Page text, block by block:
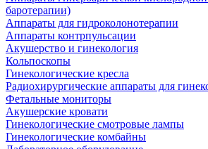
баротерапии)
Аппараты для гидроколонотерапии
Аппараты контрпульсации
Акушерство и гинекология
Кольпоскопы
Гинекологические кресла
Радиохирургические аппараты для
Фетальные мониторы
Акушерские кровати
Гинекологические смотровые лампы
Гинекологические комбайны